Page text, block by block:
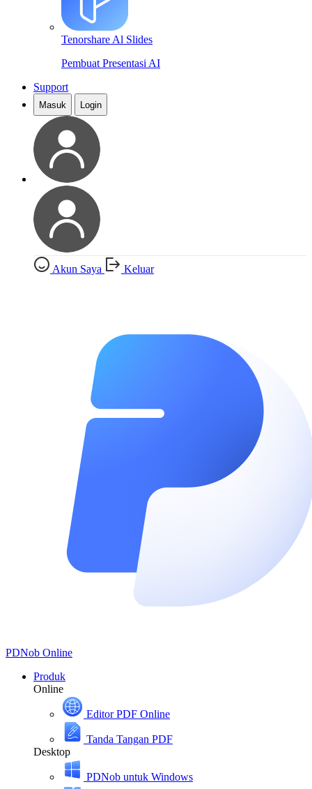
Tenorshare Al Slides
Pembuat Presentasi AI
Support
Masuk Login
Akun Saya Keluar
PDNob Online
Produk
Online
Editor PDF Online
Tanda Tangan PDF
Desktop
PDNob untuk Windows